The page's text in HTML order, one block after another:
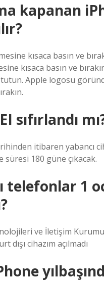
kapanan
kısaca basın ve
kısaca basın ve
tutun. Apple logosu
sıfırlandı
itibaren yabancı
süresi 180 güne çıkacak.
telefonlar 1
ve İletişim
dışı cihazım açılmadı